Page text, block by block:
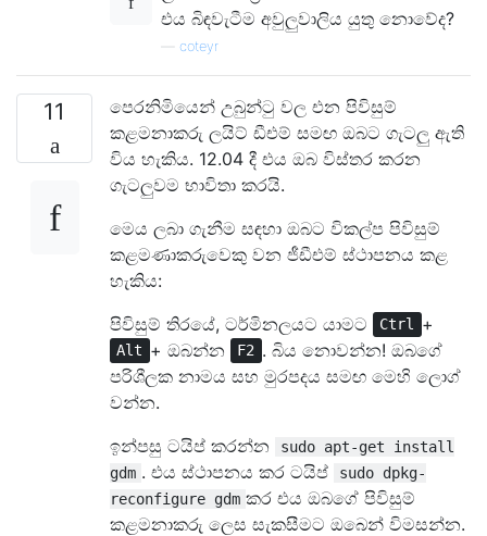
එය බිඳවැටීම අවුලුවාලිය යුතු නොවේද?
coteyr
11
පෙරනිමියෙන් උබුන්ටු වල එන පිවිසුම්
කළමනාකරු ලයිට් ඩීඑම් සමඟ ඔබට ගැටලු ඇති
විය හැකිය. 12.04 දී එය ඔබ විස්තර කරන
ගැටලුවම භාවිතා කරයි.
මෙය ලබා ගැනීම සඳහා ඔබට විකල්ප පිවිසුම්
කළමණාකරුවෙකු වන ජීඩීඑම් ස්ථාපනය කළ
හැකිය:
පිවිසුම් තිරයේ, ටර්මිනලයට යාමට
Ctrl +
Alt + ඔබන්න F2 . බිය නොවන්න! ඔබගේ
පරිශීලක නාමය සහ මුරපදය සමඟ මෙහි ලොග්
වන්න.
ඉන්පසු ටයිප් කරන්න
sudo apt-get install
gdm . එය ස්ථාපනය කර ටයිප්
sudo dpkg-
reconfigure gdm කර එය ඔබගේ පිවිසුම්
කළමනාකරු ලෙස සැකසීමට ඔබෙන් විමසන්න.